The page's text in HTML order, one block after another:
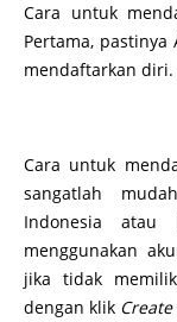
Cara untuk
Pertama, pastinya
mendaftarkan diri.
Cara untuk
sangatlah
Indonesia atau
menggunakan
jika tidak
dengan klik